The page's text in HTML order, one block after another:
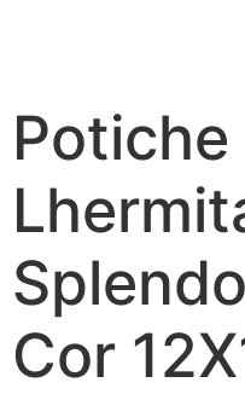
Potiche
Cor